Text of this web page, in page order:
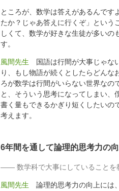
ところが、数学は答えがあるんです
たか？じゃあ答えに行くぞ」という
しくて、数学が好きな生徒が多いの
す。
風間先生 国語は行間が大事じゃな
り、もし物語が続くとしたらどんな
ろが数学は行間がいらない世界なの
と、そういう思考になってしまい、
書く量もできるかぎり短くしたいの
考えます。
6年間を通して論理的思考力の
数学科で大事にしていることを
風間先生 論理的思考力の向上には